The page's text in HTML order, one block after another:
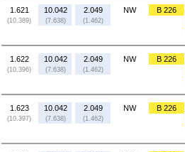
1.621
(10.389)
10.042
(7.638)
2.049
(1.462)
NW B 226
1.622
(10.396)
10.042
(7.638)
2.049
(1.462)
NW B 226
1.623
(10.397)
10.042
(7.638)
2.049
(1.462)
NW B 226